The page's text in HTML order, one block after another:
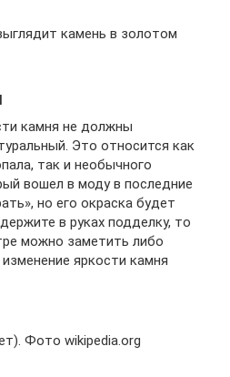
камень в золотом
камня не должны
Это относится как
так и необычного
вошел в моду в последние
но его окраска будет
в руках подделку, то
можно заметить либо
яркости камня
Фото wikipedia.org